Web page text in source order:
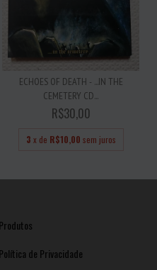
ECHOES OF DEATH - ...IN THE
CEMETERY CD...
R$30,00
3 x de R$10,00 sem juros
Produtos
Política de Privacidade